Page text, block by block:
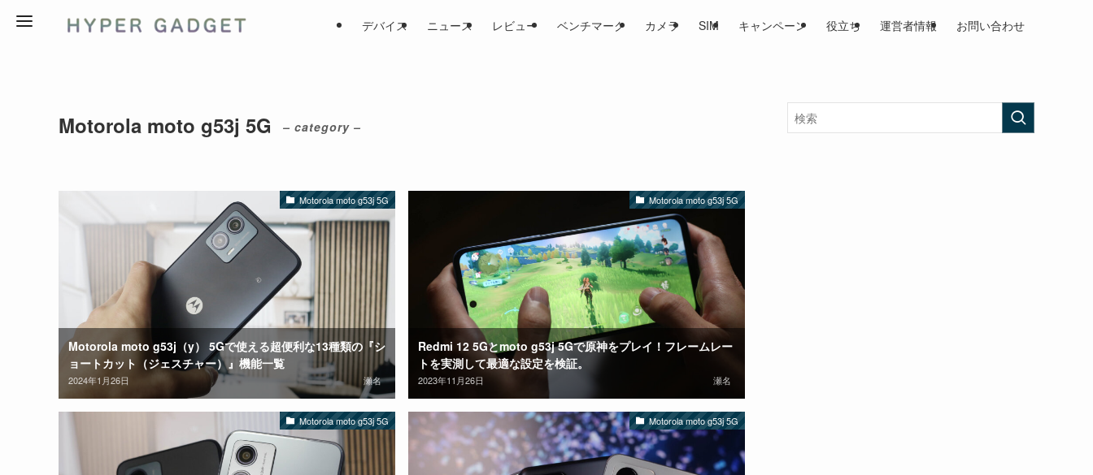
デバイス ニュース レビュー ベンチマーク カメラ SIM キャンペーン 役立ち 運営者情報 お問い合わせ
Motorola moto g53j 5G – category –
Motorola moto g53j 5G
Motorola moto g53j（y） 5Gで使える超便利な13種類の『シ
ョートカット（ジェスチャー）』機能一覧
2024年1月26日 瀬名
Motorola moto g53j 5G
Redmi 12 5Gとmoto g53j 5Gで原神をプレイ！フレームレー
トを実測して最適な設定を検証。
2023年11月26日 瀬名
Motorola moto g53j 5G Motorola moto g53j 5G